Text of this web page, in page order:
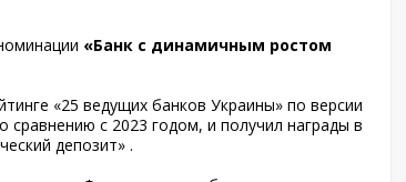
«Банк с динамичным ростом
«25 ведущих банков Украины» по версии
сравнению с 2023 годом, и получил награды в
депозит» .